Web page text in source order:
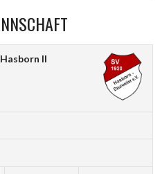
II